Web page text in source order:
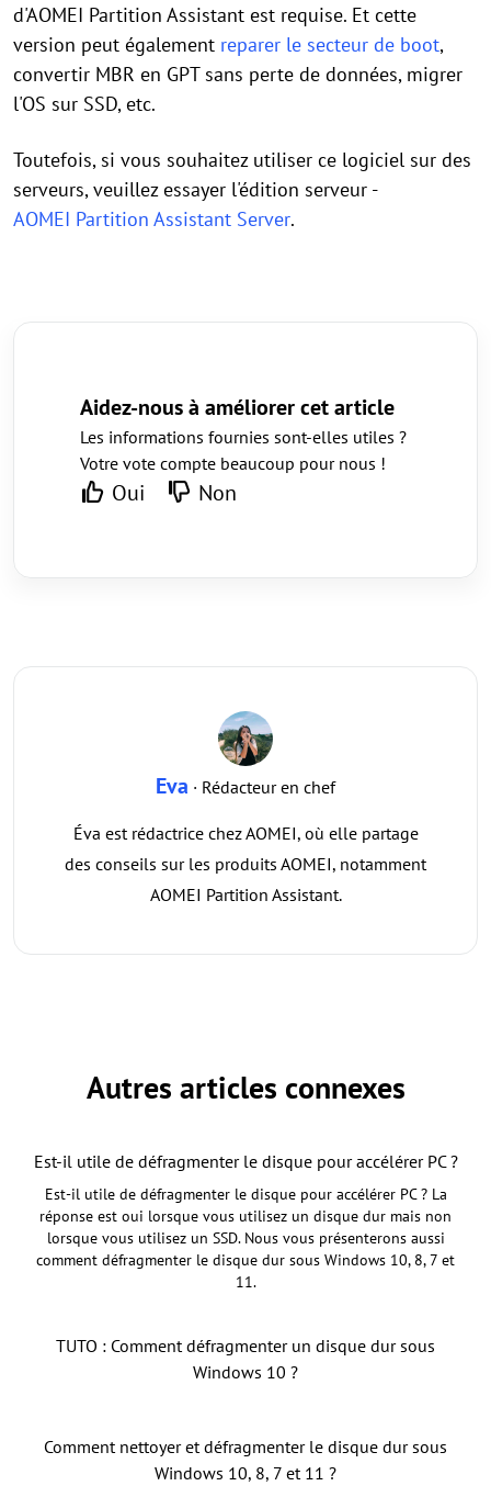
d'AOMEI Partition Assistant est requise. Et cette
version peut également reparer le secteur de boot,
convertir MBR en GPT sans perte de données, migrer
l'OS sur SSD, etc.
Toutefois, si vous souhaitez utiliser ce logiciel sur des
serveurs, veuillez essayer l'édition serveur -
AOMEI Partition Assistant Server.
Aidez-nous à améliorer cet article
Les informations fournies sont-elles utiles ?
Votre vote compte beaucoup pour nous !
Oui Non
Eva · Rédacteur en chef
Éva est rédactrice chez AOMEI, où elle partage
des conseils sur les produits AOMEI, notamment
AOMEI Partition Assistant.
Autres articles connexes
Est-il utile de défragmenter le disque pour accélérer PC ?
Est-il utile de défragmenter le disque pour accélérer PC ? La
réponse est oui lorsque vous utilisez un disque dur mais non
lorsque vous utilisez un SSD. Nous vous présenterons aussi
comment défragmenter le disque dur sous Windows 10, 8, 7 et
11.
TUTO : Comment défragmenter un disque dur sous
Windows 10 ?
Comment nettoyer et défragmenter le disque dur sous
Windows 10, 8, 7 et 11 ?